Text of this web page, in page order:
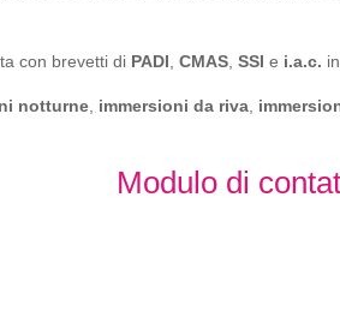
con brevetti di PADI ,CMAS ,SSI e i.a.c.
notturne immersioni da riva
Modulo di